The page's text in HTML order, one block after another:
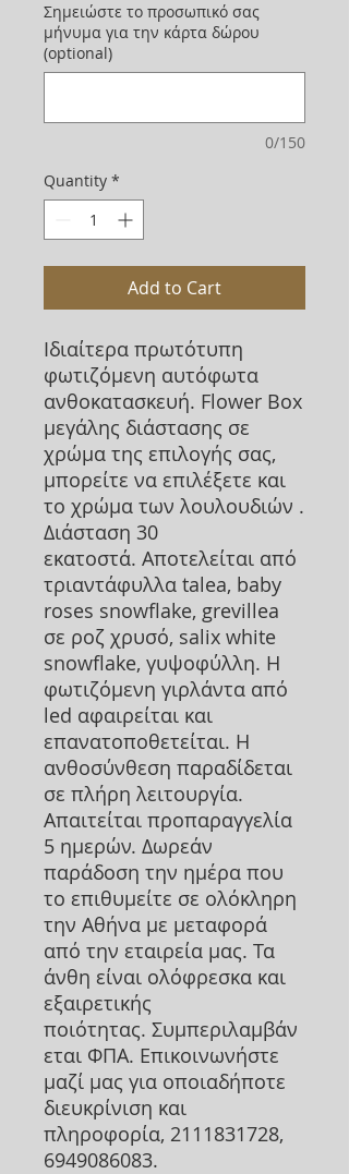
Σημειώστε το προσωπικό σας
μήνυμα για την κάρτα δώρου
(optional)
0/150
Quantity *
Add to Cart
Ιδιαίτερα πρωτότυπη
φωτιζόμενη αυτόφωτα
ανθοκατασκευή. Flower Box
μεγάλης διάστασης σε
χρώμα της επιλογής σας,
μπορείτε να επιλέξετε και
το χρώμα των λουλουδιών .
Διάσταση 30
εκατοστά. Αποτελείται από
τριαντάφυλλα talea, baby
roses snowflake, grevillea
σε ροζ χρυσό, salix white
snowflake, γυψοφύλλη. Η
φωτιζόμενη γιρλάντα από
led αφαιρείται και
επανατοποθετείται. Η
ανθοσύνθεση παραδίδεται
σε πλήρη λειτουργία.
Απαιτείται προπαραγγελία
5 ημερών. Δωρεάν
παράδοση την ημέρα που
το επιθυμείτε σε ολόκληρη
την Αθήνα με μεταφορά
από την εταιρεία μας. Τα
άνθη είναι ολόφρεσκα και
εξαιρετικής
ποιότητας. Συμπεριλαμβάν
εται ΦΠΑ. Επικοινωνήστε
μαζί μας για οποιαδήποτε
διευκρίνιση και
πληροφορία, 2111831728,
6949086083.